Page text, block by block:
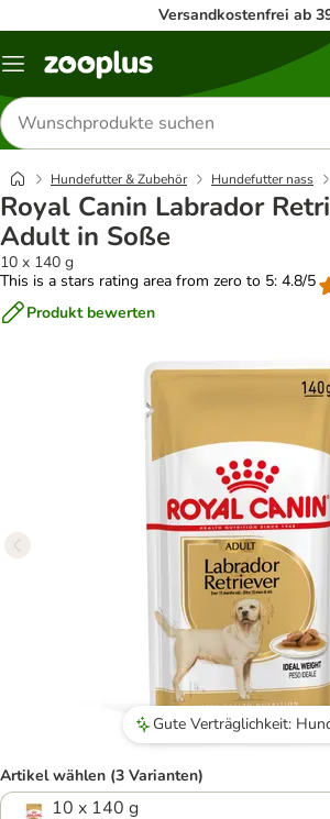
Versandkostenfrei ab
Menü
Produkte
suchen
Hundefutter & Zubehör Hundefutter nass
Royal Canin Labrador
Adult in Soße
10 x 140 g
This is a stars rating area from zero to 5: 4.8/5
Produkt bewerten
Artikel wählen (3 Varianten)
10 x 140 g